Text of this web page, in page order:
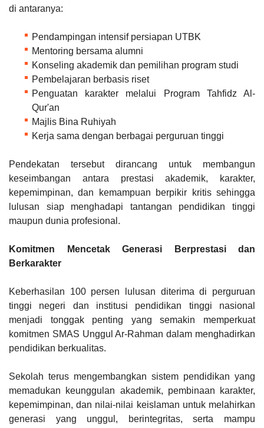
di antaranya:
Pendampingan intensif persiapan UTBK
Mentoring bersama alumni
Konseling akademik dan pemilihan program studi
Pembelajaran berbasis riset
Penguatan karakter melalui Program Tahfidz Al-
Qur'an
Majlis Bina Ruhiyah
Kerja sama dengan berbagai perguruan tinggi
Pendekatan tersebut dirancang untuk membangun
keseimbangan antara prestasi akademik, karakter,
kepemimpinan, dan kemampuan berpikir kritis sehingga
lulusan siap menghadapi tantangan pendidikan tinggi
maupun dunia profesional.
Komitmen Mencetak Generasi Berprestasi dan
Berkarakter
Keberhasilan 100 persen lulusan diterima di perguruan
tinggi negeri dan institusi pendidikan tinggi nasional
menjadi tonggak penting yang semakin memperkuat
komitmen SMAS Unggul Ar-Rahman dalam menghadirkan
pendidikan berkualitas.
Sekolah terus mengembangkan sistem pendidikan yang
memadukan keunggulan akademik, pembinaan karakter,
kepemimpinan, dan nilai-nilai keislaman untuk melahirkan
generasi yang unggul, berintegritas, serta mampu